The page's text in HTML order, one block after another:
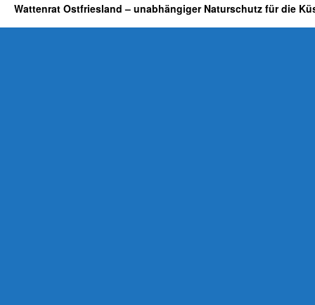
Wattenrat Ostfriesland – unabhängiger Naturschutz für die